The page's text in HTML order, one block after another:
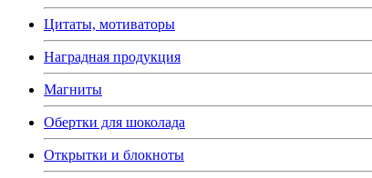
Цитаты, мотиваторы
Наградная продукция
Магниты
Обертки для шоколада
Открытки и блокноты